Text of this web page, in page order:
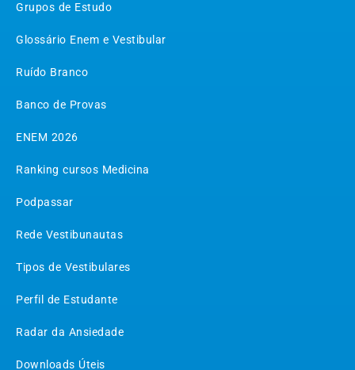
Grupos de Estudo
Glossário Enem e Vestibular
Ruído Branco
Banco de Provas
ENEM 2026
Ranking cursos Medicina
Podpassar
Rede Vestibunautas
Tipos de Vestibulares
Perfil de Estudante
Radar da Ansiedade
Downloads Úteis